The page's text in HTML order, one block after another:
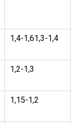
1,4-1,61,3-1,4
1,2-1,3
1,15-1,2